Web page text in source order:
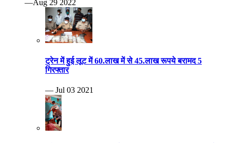
—Aug 29 2022
ट्रेन में हुई लूट में 60.लाख में से 45.लाख रूपये बरामद 5
गिरफ्तार
— Jul 03 2021